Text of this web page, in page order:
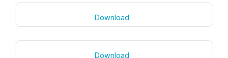
Download
Download